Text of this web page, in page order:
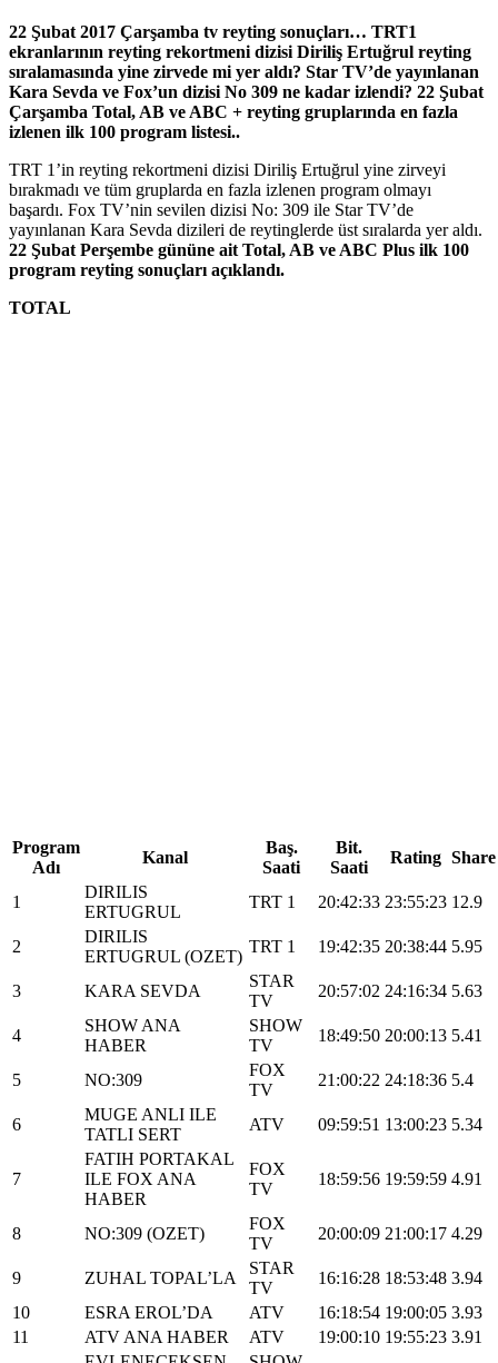
22 Şubat 2017 Çarşamba tv reyting sonuçları… TRT1
ekranlarının reyting rekortmeni dizisi Diriliş Ertuğrul reyting
sıralamasında yine zirvede mi yer aldı? Star TV’de yayınlanan
Kara Sevda ve Fox’un dizisi No 309 ne kadar izlendi? 22 Şubat
Çarşamba Total, AB ve ABC + reyting gruplarında en fazla
izlenen ilk 100 program listesi..
TRT 1’in reyting rekortmeni dizisi Diriliş Ertuğrul yine zirveyi
bırakmadı ve tüm gruplarda en fazla izlenen program olmayı
başardı. Fox TV’nin sevilen dizisi No: 309 ile Star TV’de
yayınlanan Kara Sevda dizileri de reytinglerde üst sıralarda yer aldı.
22 Şubat Perşembe gününe ait Total, AB ve ABC Plus ilk 100
program reyting sonuçları açıklandı.
TOTAL
Program
Adı
Kanal
Baş.
Saati
Bit.
Saati
Rating Share
1
DIRILIS
ERTUGRUL
TRT 1 20:42:33 23:55:23 12.9
2
DIRILIS
ERTUGRUL (OZET)
TRT 1 19:42:35 20:38:44 5.95
3 KARA SEVDA
STAR
TV
20:57:02 24:16:34 5.63
4
SHOW ANA
HABER
SHOW
TV
18:49:50 20:00:13 5.41
5 NO:309
FOX
TV
21:00:22 24:18:36 5.4
6
MUGE ANLI ILE
TATLI SERT
ATV 09:59:51 13:00:23 5.34
7
FATIH PORTAKAL
ILE FOX ANA
HABER
FOX
TV
18:59:56 19:59:59 4.91
8 NO:309 (OZET)
FOX
TV
20:00:09 21:00:17 4.29
9 ZUHAL TOPAL’LA
STAR
TV
16:16:28 18:53:48 3.94
10
ESRA EROL’DA ATV 16:18:54 19:00:05 3.93
11
ATV ANA HABER ATV 19:00:10 19:55:23 3.91